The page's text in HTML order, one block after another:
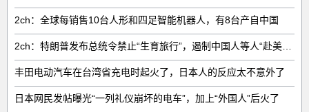
2ch：全球每销售‌10台人形和四足智能机器人‌，有‌8台‌产自中国
丰田电动汽车在台湾省充电时起火了，日本人的反应太不意外了
日本网民发帖曝光“一列礼仪崩坏的电车”，加上“外国人”后火了